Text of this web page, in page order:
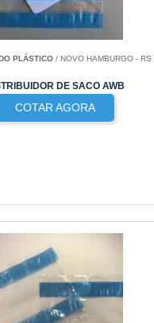
PLÁSTICO / NOVO HAMBURGO - RS
DE SACO AWB
COTAR AGORA